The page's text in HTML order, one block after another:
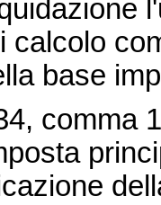
calcolo
base
comma